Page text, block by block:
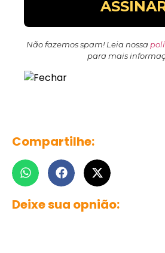
Não fazemos spam! Leia nossa
para mais
Compartilhe:
Deixe sua opnião: